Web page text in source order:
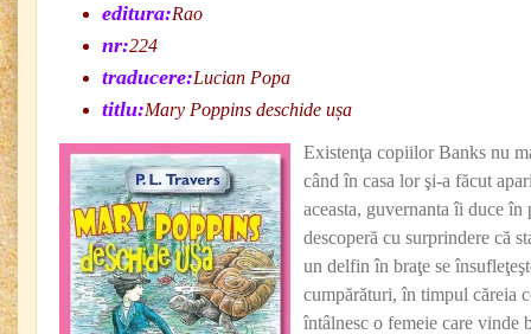
editura:Rao
nr:224
traducere:Lucian Popa
titlu:Mary Poppins deschide ușa
Existenţa copiilor Banks nu
când în casa lor şi-a făcut
aceasta, guvernanta îi duce
descoperă cu surprindere că
un delfin în braţe se
cumpărături, în timpul căreia
întâlnesc o femeie care vinde